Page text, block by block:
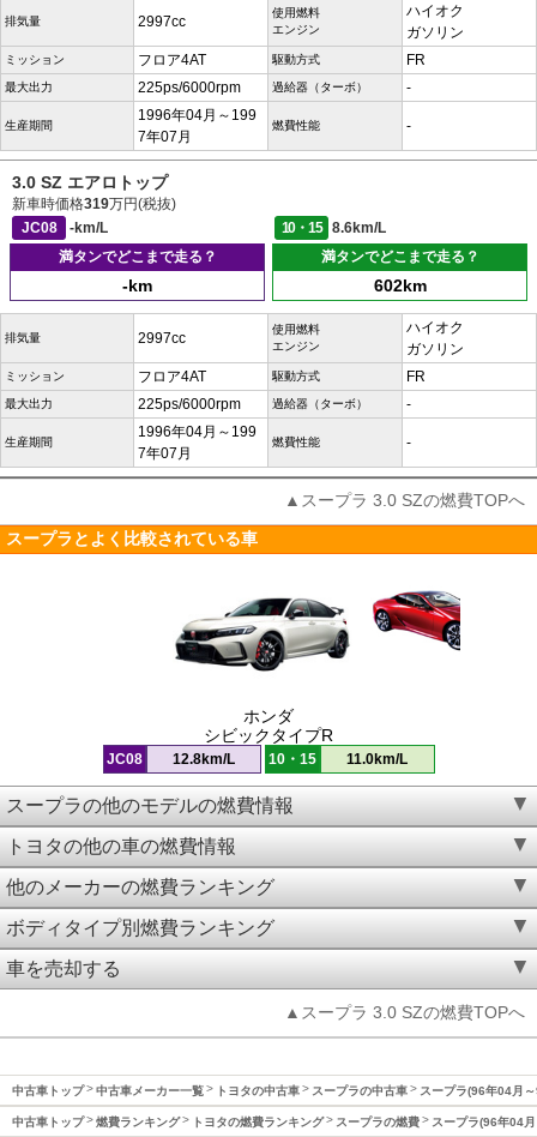
排気量 2997cc
使用燃料
エンジン
ハイオク
ガソリン
ミッション フロア4AT 駆動方式 FR
最大出力 225ps/6000rpm 過給器（ターボ） -
生産期間
1996年04月～199
7年07月
燃費性能 -
3.0 SZ エアロトップ
新車時価格319万円(税抜)
JC08
-km/L 10・15
8.6km/L
満タンでどこまで走る？
-km
満タンでどこまで走る？
602km
排気量 2997cc
使用燃料
エンジン
ハイオク
ガソリン
ミッション フロア4AT 駆動方式 FR
最大出力 225ps/6000rpm 過給器（ターボ） -
生産期間
1996年04月～199
7年07月
燃費性能 -
▲スープラ 3.0 SZの燃費TOPへ
スープラとよく比較されている車
ホンダ
シビックタイプR
JC08 12.8km/L 10・15 11.0km/L
スープラの他のモデルの燃費情報
トヨタの他の車の燃費情報
他のメーカーの燃費ランキング
ボディタイプ別燃費ランキング
車を売却する
▲スープラ 3.0 SZの燃費TOPへ
中古車トップ 中古車メーカー一覧 トヨタの中古車 スープラの中古車 スープラ(96年04月
中古車トップ 燃費ランキング トヨタの燃費ランキング スープラの燃費 スープラ(96年04